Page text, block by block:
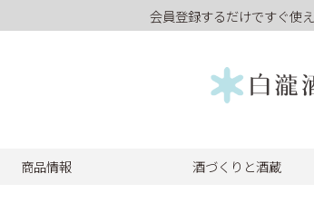
会員登録するだけですぐ使
商品情報 酒づくりと酒蔵